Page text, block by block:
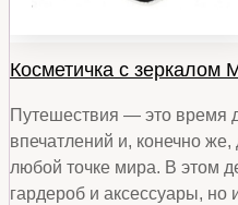
Косметичка с зеркалом
Путешествия — это время
впечатлений и, конечно же,
любой точке мира. В этом
гардероб и аксессуары, но